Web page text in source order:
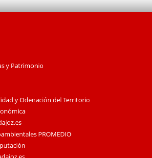
y Patrimonio
y Odenación del Territorio
PROMEDIO